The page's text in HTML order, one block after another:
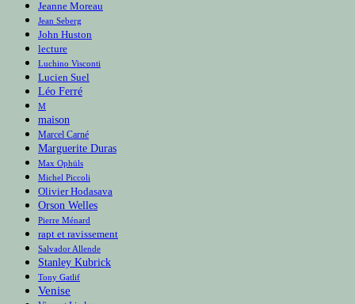
Jeanne Moreau
Jean Seberg
John Huston
lecture
Luchino Visconti
Lucien Suel
Léo Ferré
M
maison
Marcel Carné
Marguerite Duras
Max Ophüls
Michel Piccoli
Olivier Hodasava
Orson Welles
Pierre Ménard
rapt et ravissement
Salvador Allende
Stanley Kubrick
Tony Gatlif
Venise